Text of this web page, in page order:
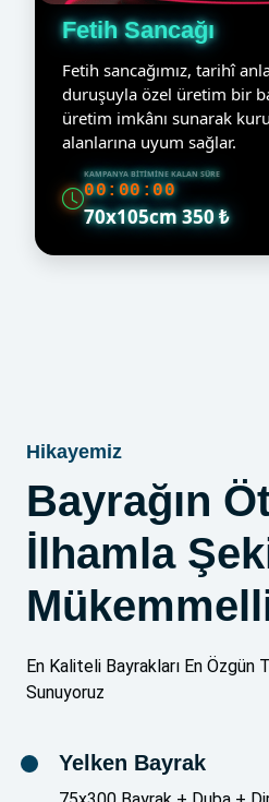
Fetih Sancağı
Fetih sancağımız, tarihî
duruşuyla özel üretim bir
üretim imkânı sunarak
alanlarına uyum sağlar.
KAMPANYA BITIMINE KALAN SÜRE
00:00:00
70x105cm 350 ₺
Hikayemiz
Bayrağın
İlhamla
En Kaliteli Bayrakları En Özgün
Sunuyoruz
Yelken Bayrak